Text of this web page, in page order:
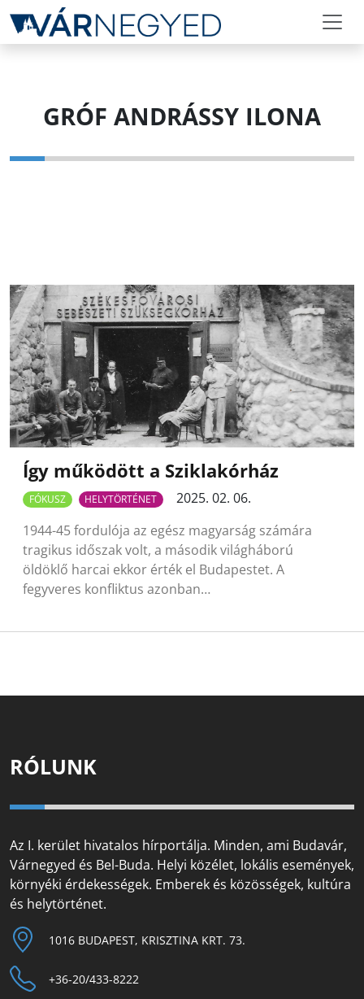
GRÓF ANDRÁSSY ILONA
Így működött a Sziklakórház
FÓKUSZ HELYTÖRTÉNET
2025. 02. 06.
1944-45 fordulója az egész magyarság számára
tragikus időszak volt, a második világháború
öldöklő harcai ekkor érték el Budapestet. A
fegyveres konfliktus azonban…
RÓLUNK
Az I. kerület hivatalos hírportálja. Minden, ami Budavár,
Várnegyed és Bel-Buda. Helyi közélet, lokális események,
környéki érdekességek. Emberek és közösségek, kultúra
és helytörténet.
1016 BUDAPEST, KRISZTINA KRT. 73.
+36-20/433-8222